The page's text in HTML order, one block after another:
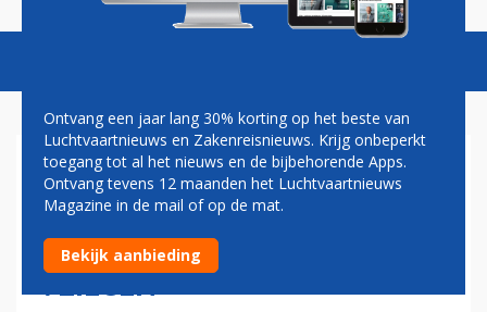
BOEING WIL REIZIGERS IN
CORONATIJD MET EEN
GERUST HART LATEN
VLIEGEN
Ontvang een jaar lang 30% korting op het beste van
Luchtvaartnieuws en Zakenreisnieuws. Krijg onbeperkt
toegang tot al het nieuws en de bijbehorende Apps.
Ontvang tevens 12 maanden het Luchtvaartnieuws
Magazine in de mail of op de mat.
Bekijk aanbieding